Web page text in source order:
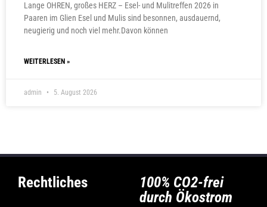
Lange OHREN, großes HERZ – Esel- und Mulitreffen 2026 in
Paaren im Glien Esel und Mulis sind besonnen, ausdauernd,
neugierig und noch viel mehr.Davon können
WEITERLESEN »
admin 5. August 2026
Rechtliches
100% CO2-frei
durch Ökostrom